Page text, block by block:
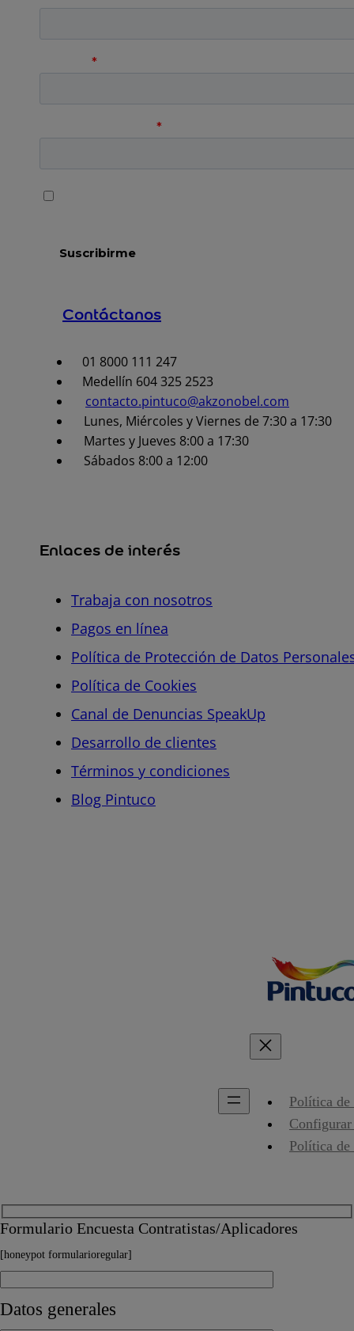
Contáctanos
01 8000 111 247
Medellín 604 325 2523
contacto.pintuco@akzonobel.com
Lunes, Miércoles y Viernes de 7:30 a 17:30
Martes y Jueves 8:00 a 17:30
Sábados 8:00 a 12:00
Enlaces de interés
Trabaja con nosotros
Pagos en línea
Política de Protección de Datos
Política de Cookies
Canal de Denuncias SpeakUp
Desarrollo de clientes
Términos y condiciones
Blog Pintuco
Política de
Política
Formulario Encuesta Contratistas/Aplicadores
[honeypot formularioregular]
Datos generales